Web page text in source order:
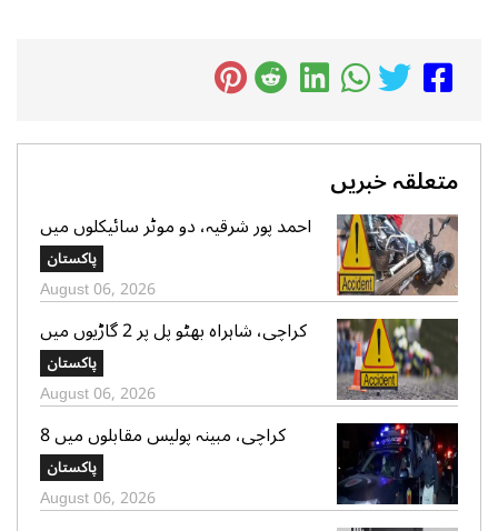
متعلقہ خبریں
احمد پور شرقیہ، دو موٹر سائیکلوں میں
پاکستان
August 06, 2026
کراچی، شاہراہ بھٹو پل پر 2 گاڑیوں میں
پاکستان
August 06, 2026
کراچی، مبینہ پولیس مقابلوں میں 8
زخمی سمیت 12 ڈاکو گرفتار، اسلحہ،
موبائل فونز، کیش رقم اور موٹر سائیکلیں
برآمد
پاکستان
August 06, 2026